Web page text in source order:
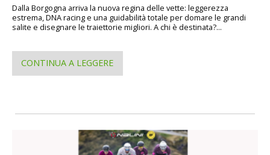
Dalla Borgogna arriva la nuova regina delle vette: leggerezza
estrema, DNA racing e una guidabilità totale per domare le grandi
salite e disegnare le traiettorie migliori. A chi è destinata?...
CONTINUA A LEGGERE